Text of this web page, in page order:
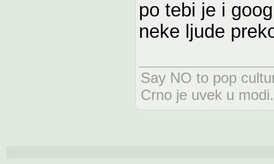
po tebi je i
neke ljude
Say NO to pop
Crno je uvek u